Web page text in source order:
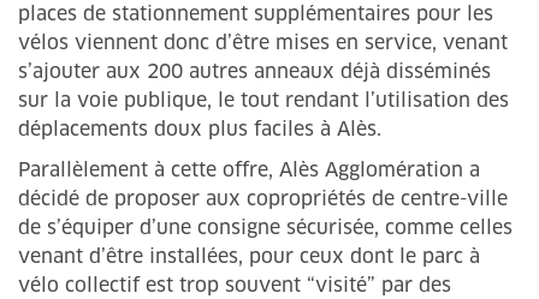
places de stationnement supplémentaires pour les
vélos viennent donc d’être mises en service, venant
s’ajouter aux 200 autres anneaux déjà disséminés
sur la voie publique, le tout rendant l’utilisation des
déplacements doux plus faciles à Alès.
Parallèlement à cette offre, Alès Agglomération a
décidé de proposer aux copropriétés de centre-ville
de s’équiper d’une consigne sécurisée, comme celles
venant d’être installées, pour ceux dont le parc à
vélo collectif est trop souvent “visité” par des